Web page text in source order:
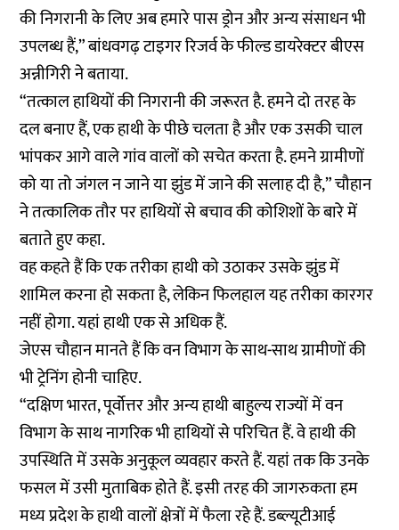
की निगरानी के लिए अब हमारे पास ड्रोन और अन्य संसाधन भी
उपलब्ध हैं,” बांधवगढ़ टाइगर रिजर्व के फील्ड डायरेक्टर बीएस
अन्नीगिरी ने बताया.
“तत्काल हाथियों की निगरानी की जरूरत है. हमने दो तरह के
दल बनाए हैं, एक हाथी के पीछे चलता है और एक उसकी चाल
भांपकर आगे वाले गांव वालों को सचेत करता है. हमने ग्रामीणों
को या तो जंगल न जाने या झुंड में जाने की सलाह दी है,” चौहान
ने तत्कालिक तौर पर हाथियों से बचाव की कोशिशों के बारे में
बताते हुए कहा.
वह कहते हैं कि एक तरीका हाथी को उठाकर उसके झुंड में
शामिल करना हो सकता है, लेकिन फिलहाल यह तरीका कारगर
नहीं होगा. यहां हाथी एक से अधिक हैं.
जेएस चौहान मानते हैं कि वन विभाग के साथ-साथ ग्रामीणों की
भी ट्रेनिंग होनी चाहिए.
“दक्षिण भारत, पूर्वोत्तर और अन्य हाथी बाहुल्य राज्यों में वन
विभाग के साथ नागरिक भी हाथियों से परिचित हैं. वे हाथी की
उपस्थिति में उसके अनुकूल व्यवहार करते हैं. यहां तक कि उनके
फसल में उसी मुताबिक होते हैं. इसी तरह की जागरुकता हम
मध्य प्रदेश के हाथी वालों क्षेत्रों में फैला रहे हैं. डब्ल्यूटीआई